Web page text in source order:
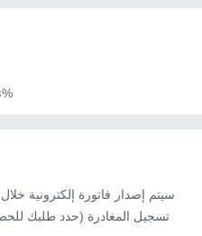
تشمل أسعار الغرف عادةً الضرائب.5%
تسجيل المغادرة (حدد طلبك